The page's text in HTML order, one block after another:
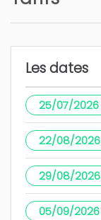
Correcto
Rosa
Muy buena
funcional,
cerradura
Les dates
25/07/2026
22/08/2026
29/08/2026
05/09/2026